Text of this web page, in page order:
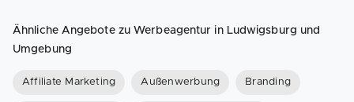
Ähnliche Angebote zu Werbeagentur in Ludwigsburg und
Umgebung
Affiliate Marketing Außenwerbung Branding